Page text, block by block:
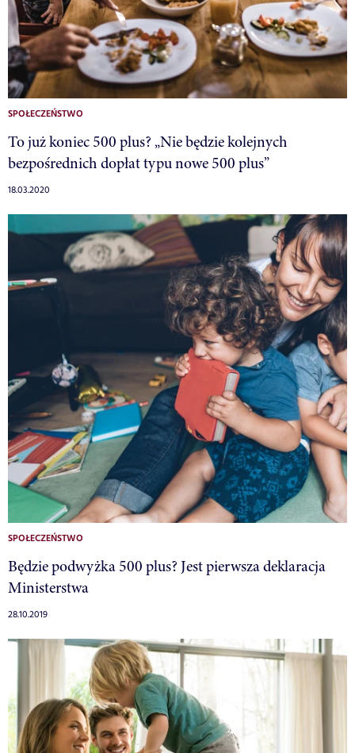
SPOŁECZEŃSTWO
To już koniec 500 plus? „Nie będzie kolejnych
bezpośrednich dopłat typu nowe 500 plus”
18.03.2020
SPOŁECZEŃSTWO
Będzie podwyżka 500 plus? Jest pierwsza deklaracja
Ministerstwa
28.10.2019